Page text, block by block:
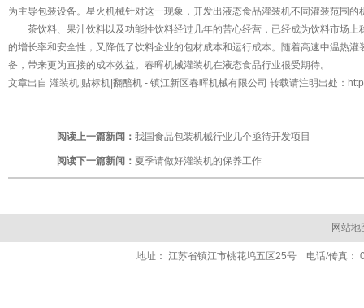
为主导包装设备。星火机械针对这一现象，开发出液态食品灌装机不同灌装范
茶饮料、果汁饮料以及功能性饮料经过几年的苦心经营，已经成为饮料市场上
的增长率和安全性，又降低了饮料企业的包材成本和运行成本。随着高速中温热
备，带来更为直接的成本效益。春晖机械灌装机在液态食品行业很受期待。
文章出自 灌装机|贴标机|翻醅机 - 镇江新区春晖机械有限公司 转载请注明出处：
阅读上一篇新闻： 我国食品包装机械行业几个亟待开发项目
阅读下一篇新闻： 夏季请做好灌装机的保养工作
网站地
地址： 江苏省镇江市桃花坞五区25号 电话/传真